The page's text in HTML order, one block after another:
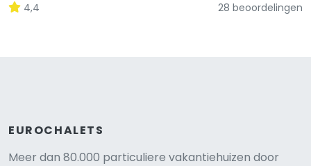
4,4 28 beoordelingen
EUROCHALETS
Meer dan 80.000 particuliere vakantiehuizen door